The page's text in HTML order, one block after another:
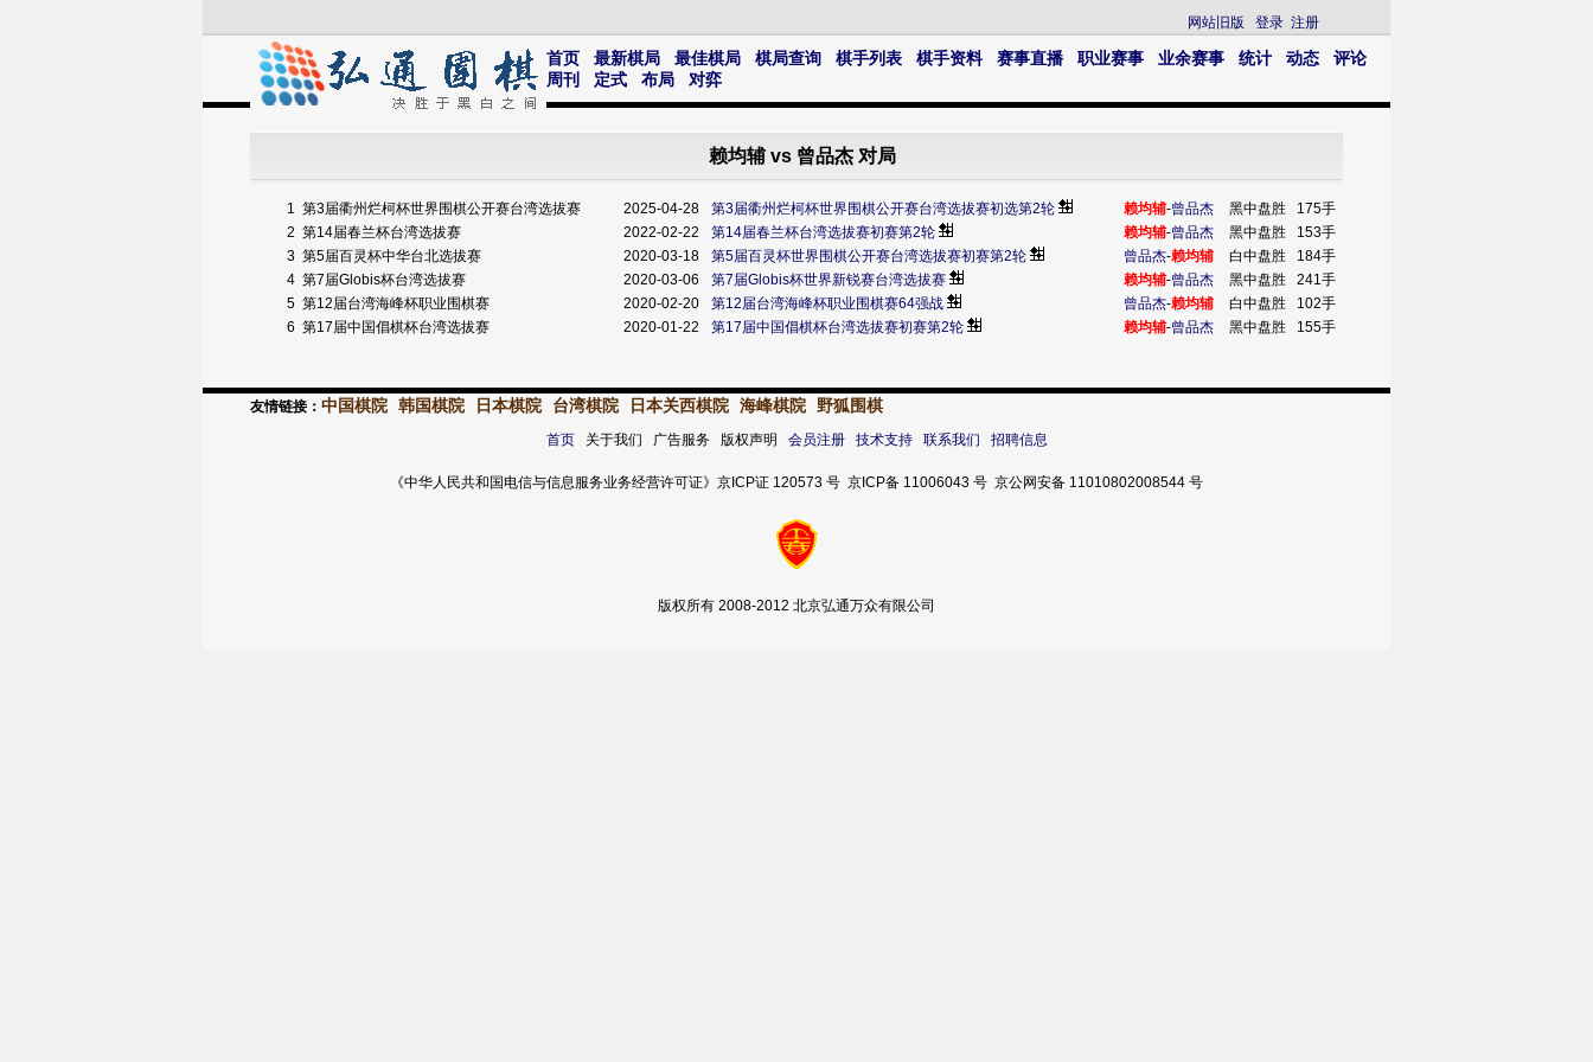
网站旧版 登录 注册
首页 最新棋局 最佳棋局 棋局查询 棋手列表 棋手资料 赛事直播 职业赛事 业余赛事 统计 动态
评论
周刊
定式 布局 对弈
赖均辅 vs 曾品杰 对局
1 第3届衢州烂柯杯世界围棋公开赛台湾选拔赛 2025-04-28 第3届衢州烂柯杯世界围棋公开赛台湾选拔赛初选第2轮 赖均辅-曾品杰 黑中盘胜
175手
2 第14届春兰杯台湾选拔赛 2022-02-22 第14届春兰杯台湾选拔赛初赛第2轮 赖均辅-曾品杰 黑中盘胜
153手
3 第5届百灵杯中华台北选拔赛 2020-03-18 第5届百灵杯世界围棋公开赛台湾选拔赛初赛第2轮 曾品杰-赖均辅 白中盘胜
184手
4 第7届Globis杯台湾选拔赛 2020-03-06 第7届Globis杯世界新锐赛台湾选拔赛 赖均辅-曾品杰 黑中盘胜
241手
5 第12届台湾海峰杯职业围棋赛 2020-02-20 第12届台湾海峰杯职业围棋赛64强战 曾品杰-赖均辅 白中盘胜
102手
6 第17届中国倡棋杯台湾选拔赛 2020-01-22 第17届中国倡棋杯台湾选拔赛初赛第2轮 赖均辅-曾品杰 黑中盘胜 155手
友情链接： 中国棋院 韩国棋院 日本棋院 台湾棋院 日本关西棋院 海峰棋院 野狐围棋
首页关于我们 广告服务 版权声明 会员注册 技术支持 联系我们 招聘信息
《中华人民共和国电信与信息服务业务经营许可证》京ICP证 120573 号 京ICP备 11006043 号 京公网安备 11010802008544 号
版权所有 2008-2012 北京弘通万众有限公司